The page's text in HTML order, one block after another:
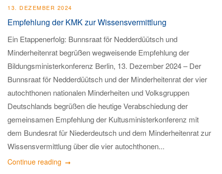
13. DEZEMBER 2024
Empfehlung der KMK zur Wissensvermittlung
Ein Etappenerfolg: Bunnsraat för Nedderdüütsch und
Minderheitenrat begrüßen wegweisende Empfehlung der
Bildungsministerkonferenz Berlin, 13. Dezember 2024 – Der
Bunnsraat för Nedderdüütsch und der Minderheitenrat der vier
autochthonen nationalen Minderheiten und Volksgruppen
Deutschlands begrüßen die heutige Verabschiedung der
gemeinsamen Empfehlung der Kultusministerkonferenz mit
dem Bundesrat für Niederdeutsch und dem Minderheitenrat zur
Wissensvermittlung über die vier autochthonen...
Continue reading